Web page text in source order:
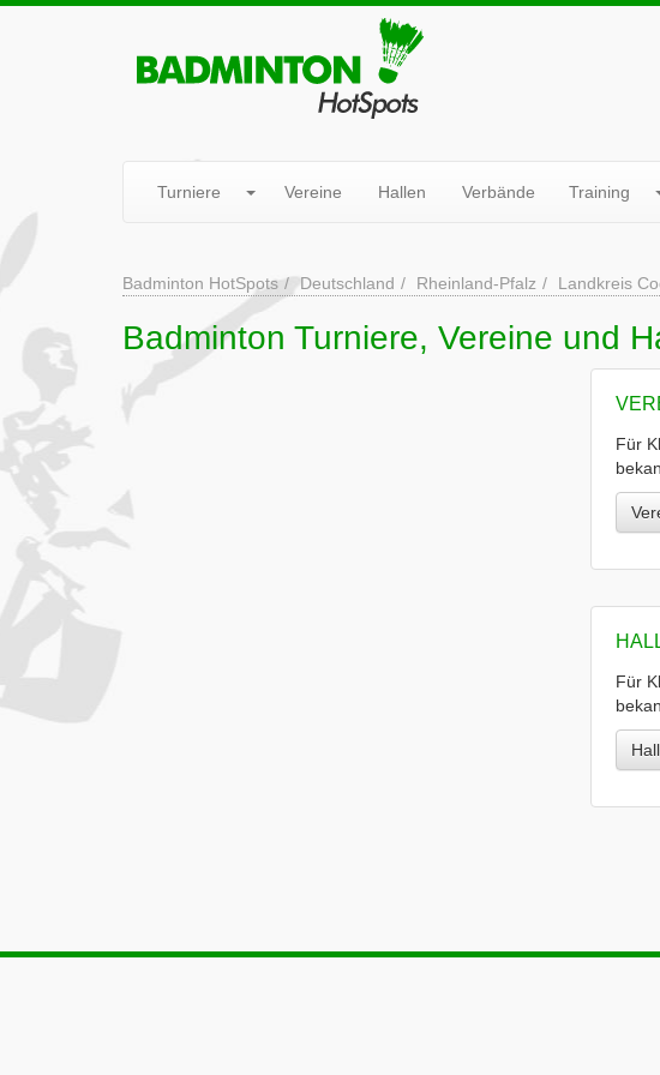
Turniere Vereine Hallen Verbände Training
Badminton HotSpots Deutschland Rheinland-Pfalz Landkreis
Badminton Turniere, Vereine und
Für
Für